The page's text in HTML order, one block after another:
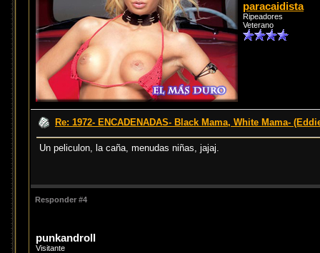
paracaidista
Ripeadores
Veterano
Re: 1972- ENCADENADAS- Black Mama, White Mama-
Un peliculon, la caña, menudas niñas, jajaj.
Responder #4
punkandroll
Visitante